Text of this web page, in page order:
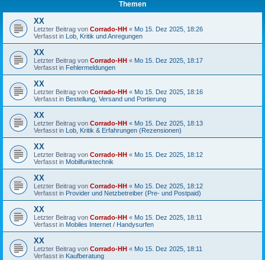
Themen
XX
Letzter Beitrag von Corrado-HH « Mo 15. Dez 2025, 18:26
Verfasst in Lob, Kritik und Anregungen
XX
Letzter Beitrag von Corrado-HH « Mo 15. Dez 2025, 18:17
Verfasst in Fehlermeldungen
XX
Letzter Beitrag von Corrado-HH « Mo 15. Dez 2025, 18:16
Verfasst in Bestellung, Versand und Portierung
XX
Letzter Beitrag von Corrado-HH « Mo 15. Dez 2025, 18:13
Verfasst in Lob, Kritik & Erfahrungen (Rezensionen)
XX
Letzter Beitrag von Corrado-HH « Mo 15. Dez 2025, 18:12
Verfasst in Mobilfunktechnik
XX
Letzter Beitrag von Corrado-HH « Mo 15. Dez 2025, 18:12
Verfasst in Provider und Netzbetreiber (Pre- und Postpaid)
XX
Letzter Beitrag von Corrado-HH « Mo 15. Dez 2025, 18:11
Verfasst in Mobiles Internet / Handysurfen
XX
Letzter Beitrag von Corrado-HH « Mo 15. Dez 2025, 18:11
Verfasst in Kaufberatung